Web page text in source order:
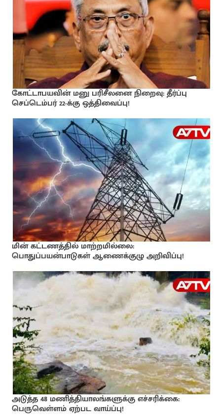
கோட்டாபயவின் மனு பரிசீலனை நிறைவு: தீர்ப்பு
செப்டெம்பர் 22-க்கு ஒத்திவைப்பு!
மின் கட்டணத்தில் மாற்றமில்லை:
பொதுப்பயன்பாடுகள் ஆணைக்குழு அறிவிப்பு!
அடுத்த 48 மணித்தியாலங்களுக்கு எச்சரிக்கை:
பெருவெள்ளம் ஏற்பட வாய்ப்பு!